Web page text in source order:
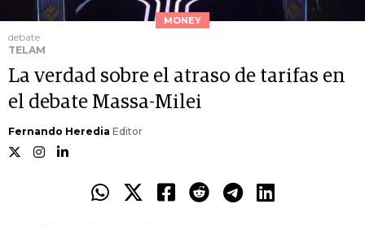
MONEY
debate
TELAM
La verdad sobre el atraso de tarifas en
el debate Massa-Milei
Fernando Heredia Editor